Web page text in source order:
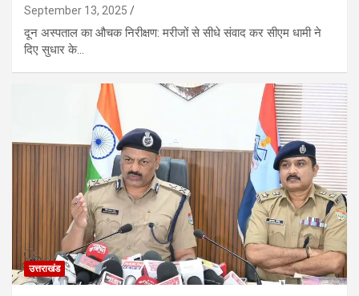
September 13, 2025
दून अस्पताल का औचक निरीक्षण: मरीजों से सीधे संवाद कर सीएम धामी ने
दिए सुधार के…
उत्तराखंड